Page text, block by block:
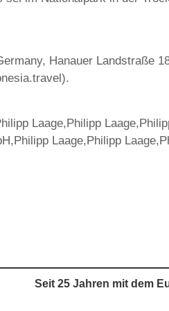
Hanauer Landstraße
Laage,Philipp
Laage,Philipp
Seit 25 Jahren mit dem